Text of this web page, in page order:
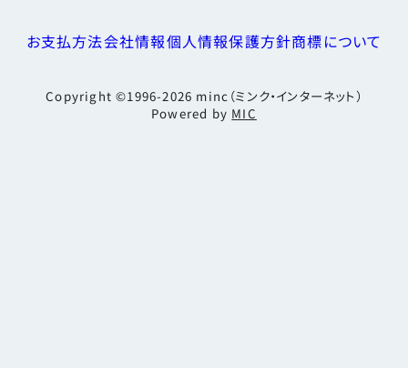
お支払方法会社情報個人情報保護方針商標について
Copyright ©1996-2026 minc（ミンク・インターネット）
Powered by MIC